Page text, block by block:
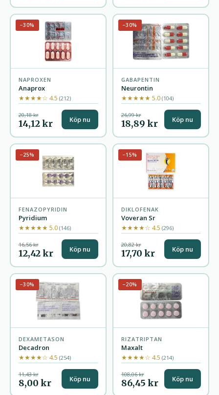
−30%
NAPROXEN
Anaprox
★★★★☆ 4.5 (212)
20,18 kr
14,12 kr Köp nu
−30%
GABAPENTIN
Neurontin
★★★★★ 5.0 (104)
26,99 kr
18,89 kr Köp nu
−25%
FENAZOPYRIDIN
Pyridium
★★★★★ 5.0 (146)
16,56 kr
12,42 kr Köp nu
−15%
DIKLOFENAK
Voveran Sr
★★★★☆ 4.5 (296)
20,82 kr
17,70 kr Köp nu
−30%
DEXAMETASON
Decadron
★★★★☆ 4.5 (254)
11,43 kr
8,00 kr Köp nu
−20%
RIZATRIPTAN
Maxalt
★★★★☆ 4.5 (214)
108,06 kr
86,45 kr Köp nu